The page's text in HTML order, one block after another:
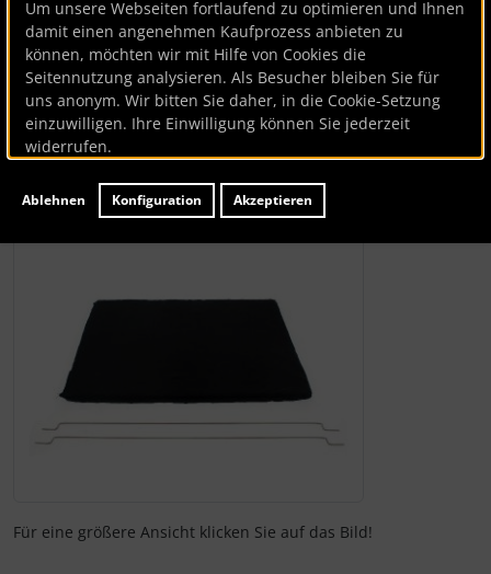
Wpro
Aktivkohlefilter
Artikelnummer
Lieferzeit: ca. 7 Werktage
Wenn mehr als ein Produktbild existiert, können Sie die
Für eine größere Ansicht klicken Sie auf das Bild!
Um unsere Webseiten fortlaufend zu optimieren und Ihnen
damit einen angenehmen Kaufprozess anbieten zu
können, möchten wir mit Hilfe von Cookies die
Seitennutzung analysieren. Als Besucher bleiben Sie für
uns anonym. Wir bitten Sie daher, in die Cookie-Setzung
einzuwilligen. Ihre Einwilligung können Sie jederzeit
widerrufen.
Akzeptieren
Ablehnen Konfiguration